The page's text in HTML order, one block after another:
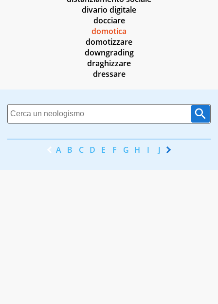
divario digitale
docciare
domotica
domotizzare
downgrading
draghizzare
dressare
A B C D E F G H I J K